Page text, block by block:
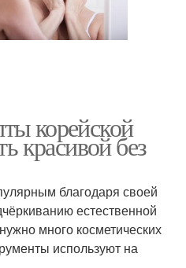
корейской
красивой без
благодаря своей
естественной
много косметических
используют на